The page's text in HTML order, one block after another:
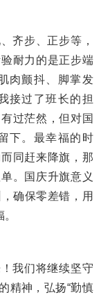
齐步、正步等，
耐力的是正步端
肉颤抖、脚掌发
接过了班长的担
过茫然，但对国
下。最幸福的时
同赶来降旗，那
。国庆升旗意义
确保零差错，用
我们将继续坚守
精神，弘扬“勤慎